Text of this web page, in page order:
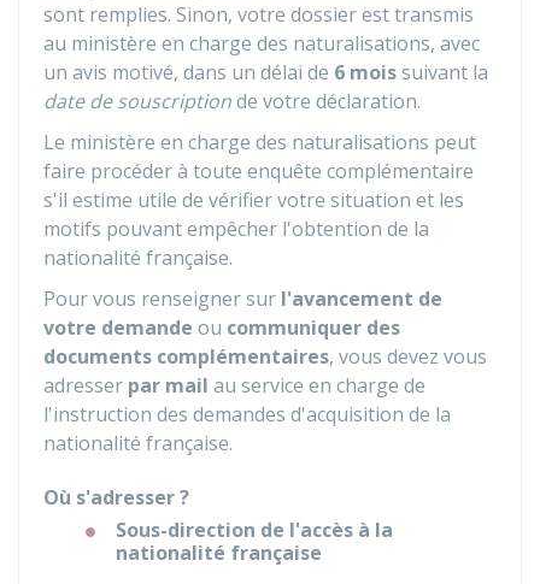
sont remplies. Sinon, votre dossier est transmis
au ministère en charge des naturalisations, avec
un avis motivé, dans un délai de 6 moissuivant la
date de souscriptionde votre déclaration.
Le ministère en charge des naturalisations peut
faire procéder à toute enquête complémentaire
s'il estime utile de vérifier votre situation et les
motifs pouvant empêcher l'obtention de la
nationalité française.
Pour vous renseigner sur l'avancement de
votre demande ou communiquer des
documents complémentaires, vous devez vous
adresser par mail au service en charge de
l'instruction des demandes d'acquisition de la
nationalité française.
Où s'adresser ?
Sous-direction de l'accès à la
nationalité française